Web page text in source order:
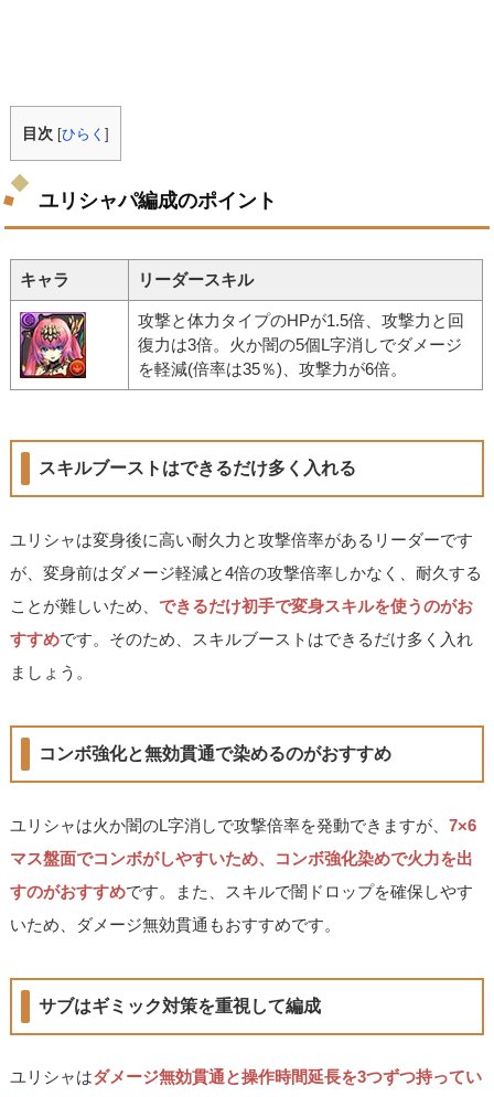
目次 [ひらく]
ユリシャパ編成のポイント
キャラ リーダースキル
攻撃と体力タイプのHPが1.5倍、攻撃力と回
復力は3倍。火か闇の5個L字消しでダメージ
を軽減(倍率は35％)、攻撃力が6倍。
スキルブーストはできるだけ多く入れる
ユリシャは変身後に高い耐久力と攻撃倍率があるリーダーです
が、変身前はダメージ軽減と4倍の攻撃倍率しかなく、耐久する
ことが難しいため、できるだけ初手で変身スキルを使うのがお
すすめです。そのため、スキルブーストはできるだけ多く入れ
ましょう。
コンボ強化と無効貫通で染めるのがおすすめ
ユリシャは火か闇のL字消しで攻撃倍率を発動できますが、7×6
マス盤面でコンボがしやすいため、コンボ強化染めで火力を出
すのがおすすめです。また、スキルで闇ドロップを確保しやす
いため、ダメージ無効貫通もおすすめです。
サブはギミック対策を重視して編成
ユリシャはダメージ無効貫通と操作時間延長を3つずつ持ってい